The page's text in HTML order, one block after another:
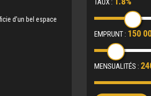
d’un bel espace
TAUX :
EMPRUNT : 150
MENSUALITÉS :